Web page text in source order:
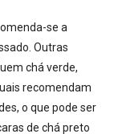
se a
Outras
chá verde,
recomendam
o que pode ser
de chá preto